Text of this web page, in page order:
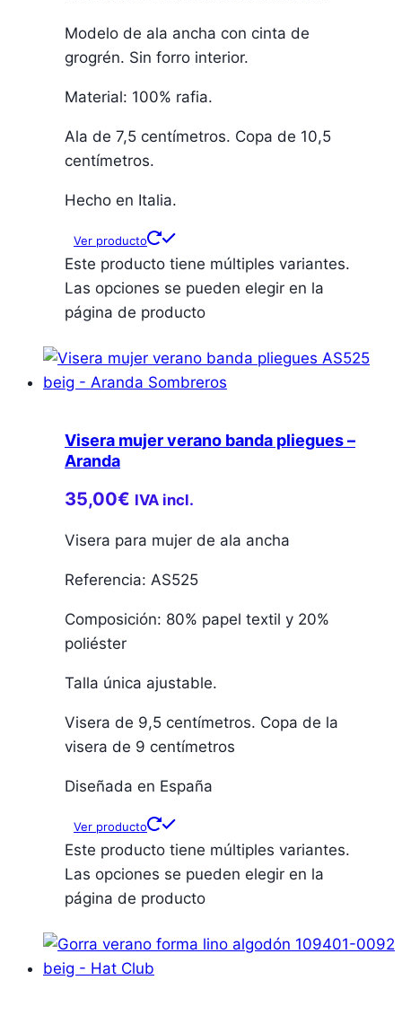
Modelo de ala ancha con cinta de
grogrén. Sin forro interior.
Material: 100% rafia.
Ala de 7,5 centímetros. Copa de 10,5
centímetros.
Hecho en Italia.
Ver producto
Este producto tiene múltiples variantes.
Las opciones se pueden elegir en la
página de producto
Visera mujer verano banda pliegues –
Aranda
35,00€ IVA incl.
Visera para mujer de ala ancha
Referencia: AS525
Composición: 80% papel textil y 20%
poliéster
Talla única ajustable.
Visera de 9,5 centímetros. Copa de la
visera de 9 centímetros
Diseñada en España
Ver producto
Este producto tiene múltiples variantes.
Las opciones se pueden elegir en la
página de producto